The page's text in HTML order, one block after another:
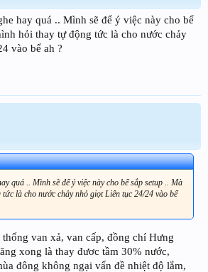
hay quá .. Mình sẽ để ý việc này cho bể
hỏi thay tự động tức là cho nước chảy
vào bể ah ?
quá .. Mình sẽ để ý việc này cho bể sắp setup .. Mà
là cho nước chảy nhỏ giọt Liên tục 24/24 vào bể
van xả, van cấp, đồng chí Hưng
xong là thay đươc tầm 30% nước,
đông không ngại vấn đề nhiệt độ lắm,